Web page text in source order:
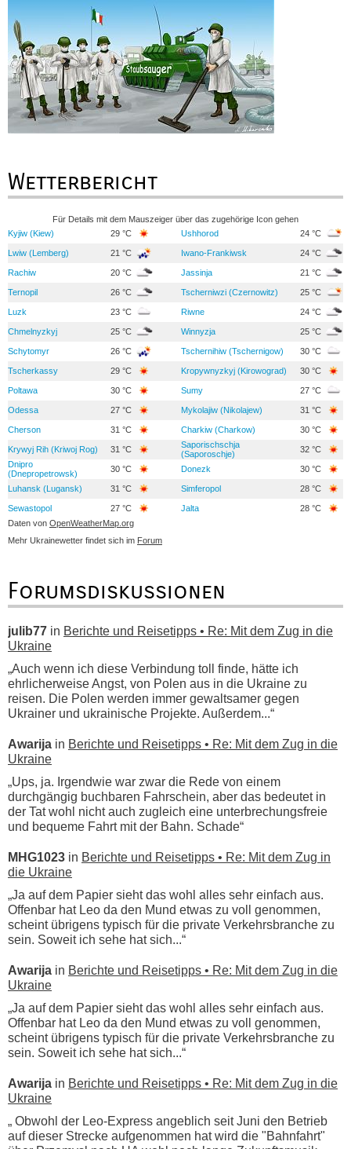
Wetterbericht
Für Details mit dem Mauszeiger über das zugehörige Icon gehen
Kyjiw (Kiew)
29 °C Ushhorod 24 °C
Lwiw (Lemberg) 21 °C Iwano-Frankiwsk 24 °C
Rachiw 20 °C Jassinja 21 °C
Ternopil 26 °C Tscherniwzi (Czernowitz) 25 °C
Luzk 23 °C Riwne 24 °C
Chmelnyzkyj 25 °C Winnyzja 25 °C
Schytomyr 26 °C Tschernihiw (Tschernigow) 30 °C
Tscherkassy 29 °C Kropywnyzkyj (Kirowograd) 30 °C
Poltawa 30 °C Sumy 27 °C
Odessa 27 °C Mykolajiw (Nikolajew) 31 °C
Cherson 31 °C Charkiw (Charkow) 30 °C
Krywyj Rih (Kriwoj Rog) 31 °C
Saporischschja
(Saporoschje)
32 °C
Dnipro
(Dnepropetrowsk)
30 °C Donezk 30 °C
Luhansk (Lugansk) 31 °C Simferopol 28 °C
Sewastopol 27 °C Jalta
28 °C
Daten von OpenWeatherMap.org
Mehr Ukrainewetter findet sich im Forum
Forumsdiskussionen
julib77 in Berichte und Reisetipps • Re: Mit dem Zug in die
Ukraine
„Auch wenn ich diese Verbindung toll finde, hätte ich
ehrlicherweise Angst, von Polen aus in die Ukraine zu
reisen. Die Polen werden immer gewaltsamer gegen
Ukrainer und ukrainische Projekte. Außerdem...“
Awarija in Berichte und Reisetipps • Re: Mit dem Zug in die
Ukraine
„Ups, ja. Irgendwie war zwar die Rede von einem
durchgängig buchbaren Fahrschein, aber das bedeutet in
der Tat wohl nicht auch zugleich eine unterbrechungsfreie
und bequeme Fahrt mit der Bahn. Schade“
MHG1023 in Berichte und Reisetipps • Re: Mit dem Zug in
die Ukraine
„Ja auf dem Papier sieht das wohl alles sehr einfach aus.
Offenbar hat Leo da den Mund etwas zu voll genommen,
scheint übrigens typisch für die private Verkehrsbranche zu
sein. Soweit ich sehe hat sich...“
Awarija in Berichte und Reisetipps • Re: Mit dem Zug in die
Ukraine
„Ja auf dem Papier sieht das wohl alles sehr einfach aus.
Offenbar hat Leo da den Mund etwas zu voll genommen,
scheint übrigens typisch für die private Verkehrsbranche zu
sein. Soweit ich sehe hat sich...“
Awarija in Berichte und Reisetipps • Re: Mit dem Zug in die
Ukraine
„ Obwohl der Leo-Express angeblich seit Juni den Betrieb
auf dieser Strecke aufgenommen hat wird die "Bahnfahrt"